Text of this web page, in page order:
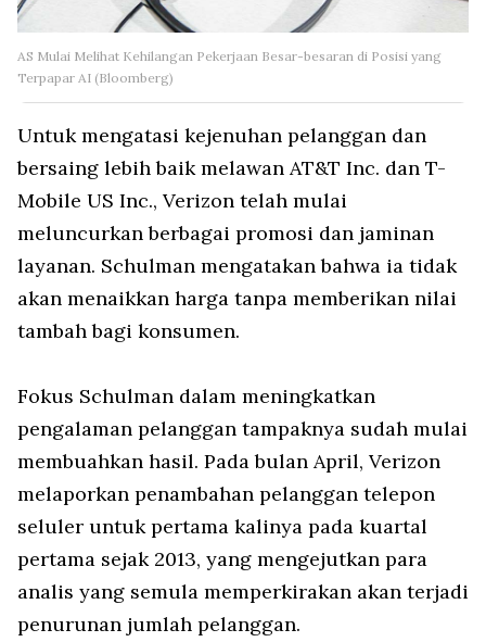
AS Mulai Melihat Kehilangan Pekerjaan Besar-besaran di Posisi yang
Terpapar AI (Bloomberg)
Untuk mengatasi kejenuhan pelanggan dan
bersaing lebih baik melawan AT&T Inc. dan T-
Mobile US Inc., Verizon telah mulai
meluncurkan berbagai promosi dan jaminan
layanan. Schulman mengatakan bahwa ia tidak
akan menaikkan harga tanpa memberikan nilai
tambah bagi konsumen.
Fokus Schulman dalam meningkatkan
pengalaman pelanggan tampaknya sudah mulai
membuahkan hasil. Pada bulan April, Verizon
melaporkan penambahan pelanggan telepon
seluler untuk pertama kalinya pada kuartal
pertama sejak 2013, yang mengejutkan para
analis yang semula memperkirakan akan terjadi
penurunan jumlah pelanggan.